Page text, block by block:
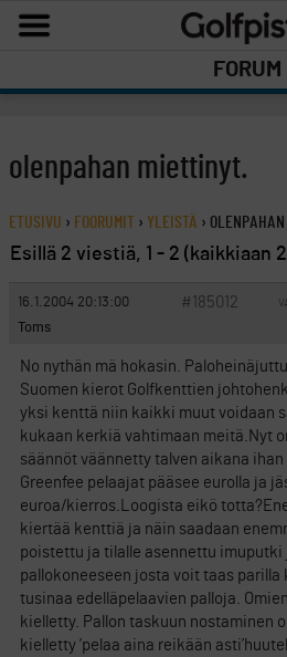
FORUM
olenpahan miettinyt.
ETUSIVU › FOORUMIT › YLEISTÄ ›
Esillä 2 viestiä, 1 - 2 (kaikkiaan
16.1.2004 20:13:00 #185012
Toms
No nythän mä hokasin.
Suomen kierot Golfkenttien
yksi kenttä niin kaikki muut voidaan
kukaan kerkiä vahtimaan meitä.Nyt
säännöt väännetty talven aikana
Greenfee pelaajat pääsee eurolla ja
euroa/kierros.Loogista eikö
kiertää kenttiä ja näin saadaan
poistettu ja tilalle asennettu imuputki
pallokoneeseen josta voit taas parilla
tusinaa edelläpelaavien palloja.
kielletty. Pallon taskuun nostaminen
kielletty ’pelaa aina reikään